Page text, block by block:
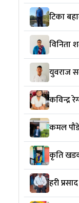
टिका
विनिता
युवराज
कविन्द्र
कमल
कृति
हरी